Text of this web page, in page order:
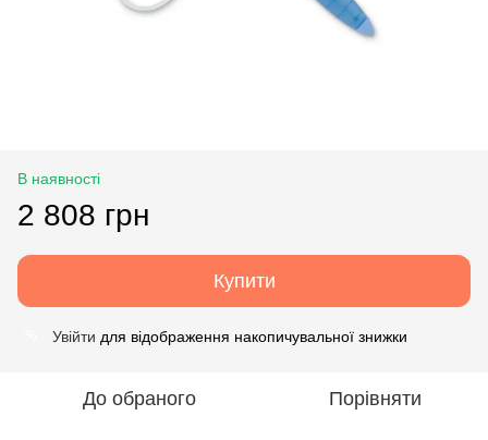
В наявності
2 808 грн
Купити
Увійти для відображення накопичувальної знижки
До обраного Порівняти